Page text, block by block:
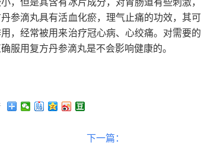
参滴丸具有活血化瘀，理气止痛的功效，其
，经常被用来治疗冠心病、心绞痛。对需要
服用复方丹参滴丸是不会影响健康的。
下一篇：